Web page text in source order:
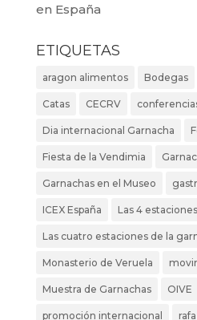
en España
ETIQUETAS
aragon alimentos Bodegas
Catas CECRV
Dia internacional Garnacha
Fiesta de la Vendimia
Garnachas en el Museo
ICEX España Las 4
Las cuatro estaciones de la
Monasterio de Veruela
Muestra de Garnachas OIVE
promoción internacional